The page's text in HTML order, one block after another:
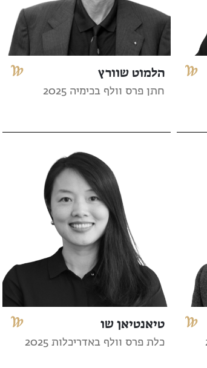
הלמוט שוורץ
חתן פרס וולף בכימיה 2025
טיאנטיאן שו
כלת פרס וולף באדריכלות 2025